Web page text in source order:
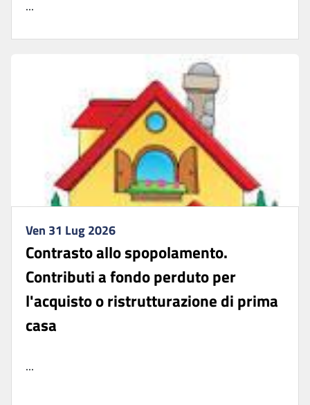
...
Ven 31 Lug 2026
Contrasto allo spopolamento.
Contributi a fondo perduto per
l'acquisto o ristrutturazione di prima
casa
...